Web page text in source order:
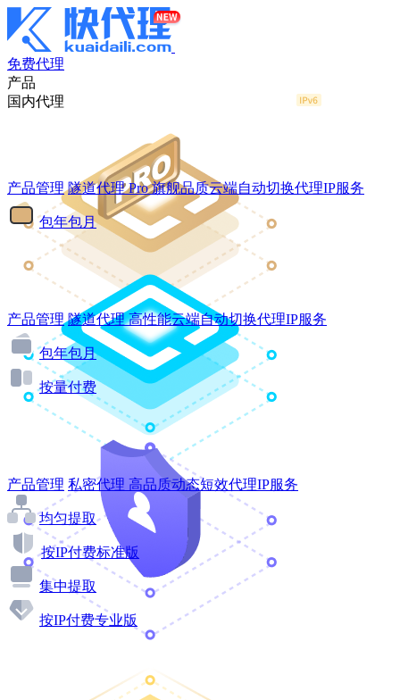
免费代理
产品
国内代理
产品管理 隧道代理Pro 旗舰品质云端自动切换代理IP服务
包年包月
产品管理 隧道代理 高性能云端自动切换代理IP服务
包年包月
按量付费
产品管理 私密代理 高品质动态短效代理IP服务
均匀提取
按IP付费标准版
集中提取
按IP付费专业版